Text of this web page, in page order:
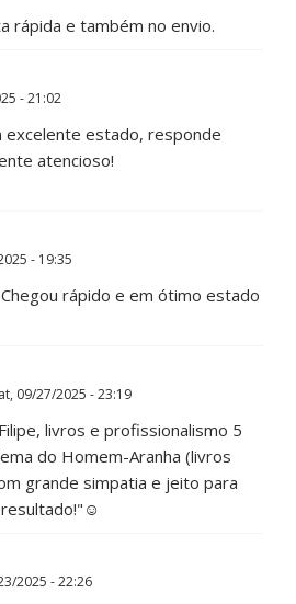
rápida e também no envio.
- 21:02
excelente estado, responde
atencioso!
- 19:35
rápido e em ótimo estado
09/27/2025 - 23:19
livros e profissionalismo 5
do Homem-Aranha (livros
grande simpatia e jeito para
2025 - 22:26